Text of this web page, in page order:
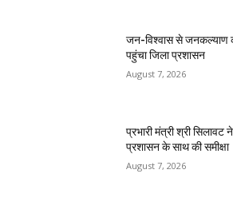
जन-विश्वास से जनकल्याण
पहुंचा जिला प्रशासन
August 7, 2026
प्रभारी मंत्री श्री सिलावट
प्रशासन के साथ की समीक्षा
August 7, 2026